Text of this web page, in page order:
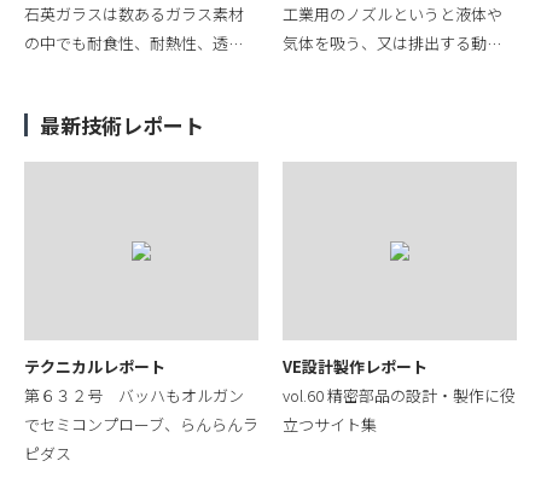
石英ガラスは数あるガラス素材
の中でも耐食性、耐熱性、透…
工業用のノズルというと液体や
気体を吸う、又は排出する動…
最新技術レポート
テクニカルレポート
第６３２号 バッハもオルガン
でセミコンプローブ、らんらんラ
ピダス
VE設計製作レポート
vol.60 精密部品の設計・製作に役
立つサイト集